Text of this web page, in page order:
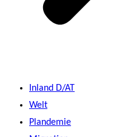
Inland D/AT
Welt
Plandemie